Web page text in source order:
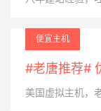
便宜主机
#老唐推荐#
美国虚拟主机，